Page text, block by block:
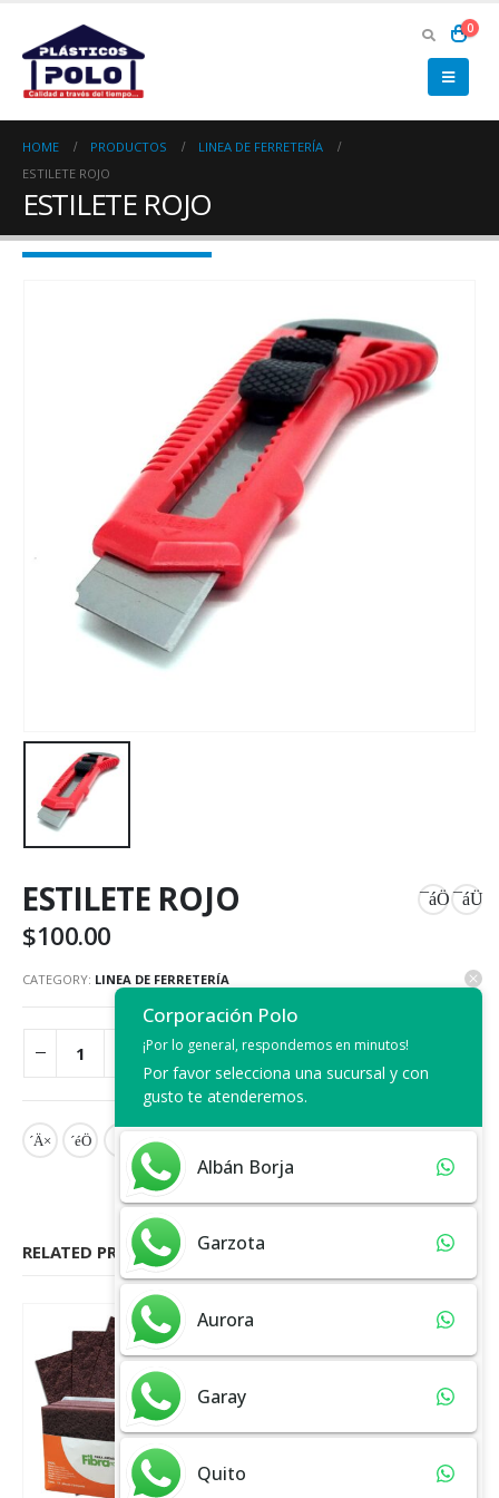
0
HOME PRODUCTOS
LINEA DE FERRETERÍA
ESTILETE ROJO
ESTILETE ROJO
ESTILETE ROJO
$100.00
CATEGORY: LINEA DE FERRETERÍA
ADD TO CART
RELATED PRODUCTS
Corporación Polo
¡Por lo general, respondemos en minutos!
Por favor selecciona una sucursal y con
gusto te atenderemos.
Albán Borja
Garzota
Aurora
Garay
Quito